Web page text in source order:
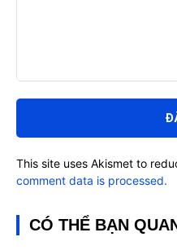
luận:
This site uses Akismet to
comment data is processed.
CÓ THỂ BẠN